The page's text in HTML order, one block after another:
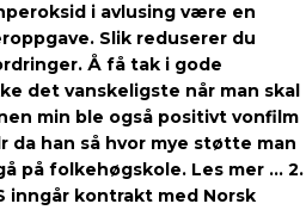
i avlusing være en
Slik reduserer du
Å få tak i gode
det vanskeligste når man skal
min ble også positivt vonfilm
da han så hvor mye støtte man
på folkehøgskole. Les mer … 2.
inngår kontrakt med Norsk